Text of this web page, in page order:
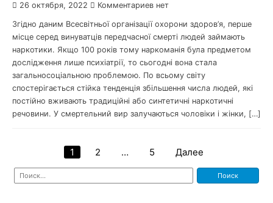
26 октября, 2022 Комментариев нет
Згідно даним Всесвітньої організації охорони здоров’я, перше
місце серед винуватців передчасної смерті людей займають
наркотики. Якщо 100 років тому наркоманія була предметом
дослідження лише психіатрії, то сьогодні вона стала
загальносоціальною проблемою. По всьому світу
спостерігається стійка тенденція збільшення числа людей, які
постійно вживають традиційні або синтетичні наркотичні
речовини. У смертельний вир залучаються чоловіки і жінки, […]
Навигация
по
1 2 … 5 Далее
Найти: